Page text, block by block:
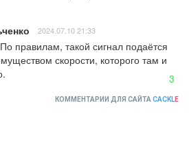
2024.07.10 21:33
правилам, такой сигнал подаётся
скорости, которого там и
3
КОММЕНТАРИИ ДЛЯ САЙТА CACKLE